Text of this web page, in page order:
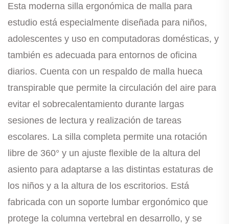
Esta moderna silla ergonómica de malla para
estudio está especialmente diseñada para niños,
adolescentes y uso en computadoras domésticas, y
también es adecuada para entornos de oficina
diarios. Cuenta con un respaldo de malla hueca
transpirable que permite la circulación del aire para
evitar el sobrecalentamiento durante largas
sesiones de lectura y realización de tareas
escolares. La silla completa permite una rotación
libre de 360° y un ajuste flexible de la altura del
asiento para adaptarse a las distintas estaturas de
los niños y a la altura de los escritorios. Está
fabricada con un soporte lumbar ergonómico que
protege la columna vertebral en desarrollo, y se